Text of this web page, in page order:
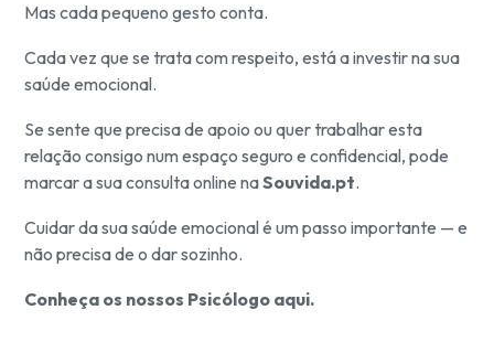
Mas cada pequeno gesto conta.
Cada vez que se trata com respeito, está a investir na sua
saúde emocional.
Se sente que precisa de apoio ou quer trabalhar esta
relação consigo num espaço seguro e confidencial, pode
marcar a sua consulta online naSouvida.pt.
Cuidar da sua saúde emocional é um passo importante — e
não precisa de o dar sozinho.
Conheça os nossos Psicólogo aqui.